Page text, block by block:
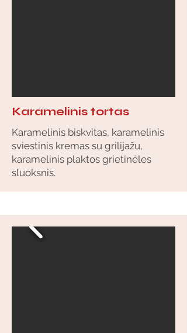
Karamelinis tortas
Karamelinis biskvitas, karamelinis
sviestinis kremas su grilijažu,
karamelinis plaktos grietinėles
sluoksnis.